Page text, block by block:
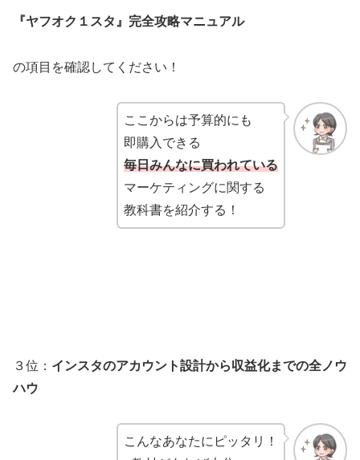
『ヤフオク１スタ』完全攻略マニュアル
の項目を確認してください！
ここからは予算的にも
即購入できる
毎日みんなに買われている
マーケティングに関する
教科書を紹介する！
３位： インスタのアカウント設計から収益化までの全ノウ
ハウ
こんなあなたにピッタリ！